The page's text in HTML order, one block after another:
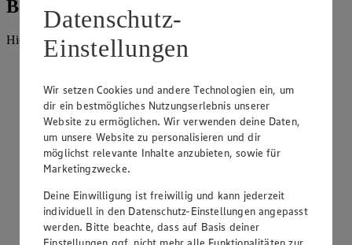
Beratung und Sortiment
Hier findest du alles, was unser EDEKA Markt anbietet.
Datenschutz-
Einstellungen
Wir setzen Cookies und andere Technologien ein, um
dir ein bestmögliches Nutzungserlebnis unserer
Website zu ermöglichen. Wir verwenden deine Daten,
um unsere Website zu personalisieren und dir
möglichst relevante Inhalte anzubieten, sowie für
Marketingzwecke.
Deine Einwilligung ist freiwillig und kann jederzeit
individuell in den Datenschutz-Einstellungen angepasst
werden. Bitte beachte, dass auf Basis deiner